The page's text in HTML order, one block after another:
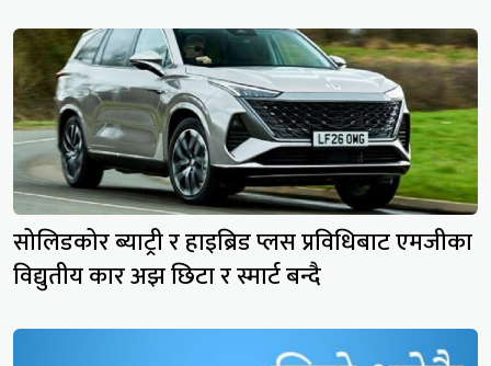
सोलिडकोर ब्याट्री र हाइब्रिड प्लस प्रविधिबाट एमजीका
विद्युतीय कार अझ छिटा र स्मार्ट बन्दै